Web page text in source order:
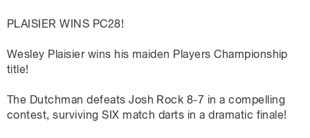
PLAISIER WINS PC28!
Wesley Plaisier wins his maiden Players Championship
title!
The Dutchman defeats Josh Rock 8-7 in a compelling
contest, surviving SIX match darts in a dramatic finale!